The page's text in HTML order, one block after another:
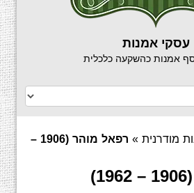
עסקי אמנות
אמנות כהשקעה כלכלית
מודרנית »
רפאל מוהר (1906 –